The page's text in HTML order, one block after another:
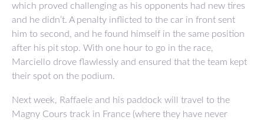
which proved challenging as his opponents had new tires
and he didn’t. A penalty inflicted to the car in front sent
him to second, and he found himself in the same position
after his pit stop. With one hour to go in the race,
Marciello drove flawlessly and ensured that the team kept
their spot on the podium.
Next week, Raffaele and his paddock will travel to the
Magny Cours track in France (where they have never